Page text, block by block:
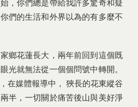
，你們總是帶給我許多驚奇和疑
們的生活和外界以為的有多麼不
鄉花蓮長大，兩年前回到這個既
光就無法從一個個問號中轉開。
在媒體報導中， 狹長的花東縱谷
半，一切關於痛苦後山與美好淨